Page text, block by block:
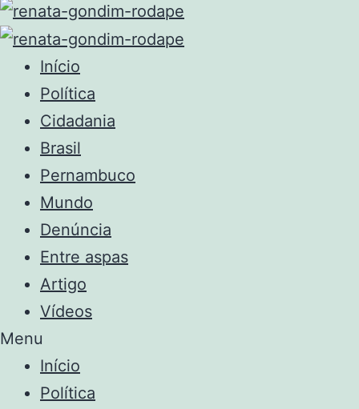
Início
Política
Cidadania
Brasil
Pernambuco
Mundo
Denúncia
Entre aspas
Artigo
Vídeos
Menu
Início
Política